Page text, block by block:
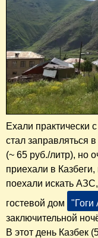
​Ехали практически
стал заправляться
(~ 65 руб./литр), но
приехали в
поехали искать
гостевой дом
"Гоги
заключительной
В этот день Казбек